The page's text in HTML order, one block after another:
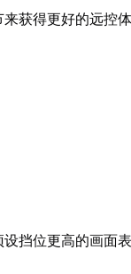
获得更好的远控体
挡位更高的画面